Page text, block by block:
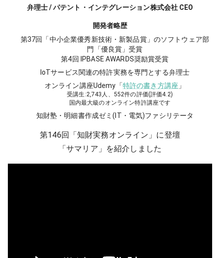
弁理士 / パテント・インテグレーション株式会社 CEO
開発者略歴
第37回「中小企業優秀新技術・新製品賞」のソフトウェア部
門「優良賞」受賞
第4回 IPBASE AWARDS奨励賞受賞
IoTサービス関連の特許実務を専門とする弁理士
オンライン講座Udemy「特許の書き方講座 」
受講生:2,743人、552件の評価(評価4.2)
国内最大級のオンライン特許講座です
知財塾・明細書作成ゼミ(IT・電気)ファシリテータ
第146回「知財実務オンライン」に登壇
「サマリア」を紹介しました